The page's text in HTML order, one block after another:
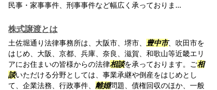
民事・家事事件、刑事事件など幅広く承っておりま...
株式譲渡とは
土佐堀通り法律事務所は、大阪市、堺市、 豊中市、吹田市を
はじめ、大阪、京都、兵庫、奈良、滋賀、和歌山等近畿エリ
アにお住まいの皆様からの法律相談を承っております。ご相
談いただける分野としては、事業承継や倒産をはじめとし
て、企業法務、行政事件、 離婚問題、債権回収のほか、一般